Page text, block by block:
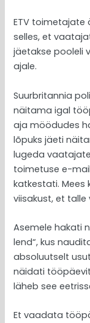
ETV toimetajate
selles, et
jäetakse pooleli
ajale.
Suurbritannia
näitama igal
aja möödudes
lõpuks jäeti
lugeda
toimetuse e-
katkestati. Mees
viisakust, et
Asemele hakati
lend“, kus
absoluutselt
näidati
läheb see
Et vaadata